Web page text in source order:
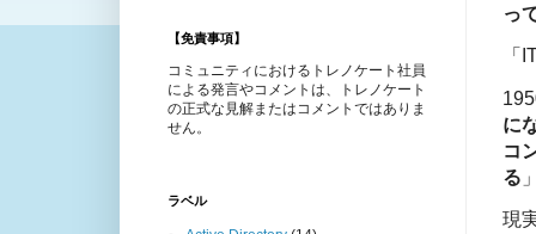
っ
「
に
コ
る
現
【免責事項】
コミュニティにおけるトレノケート社員
による発言やコメントは、トレノケート
の正式な見解またはコメントではありま
せん。
ラベル